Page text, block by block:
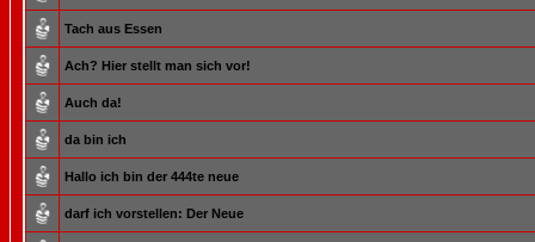
Tach aus Essen
Ach? Hier stellt man sich vor!
Auch da!
da bin ich
Hallo ich bin der 444te neue
darf ich vorstellen: Der Neue